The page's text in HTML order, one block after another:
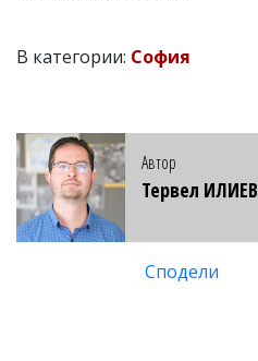
В категории: София
Автор
Тервел ИЛИЕВ
Сподели